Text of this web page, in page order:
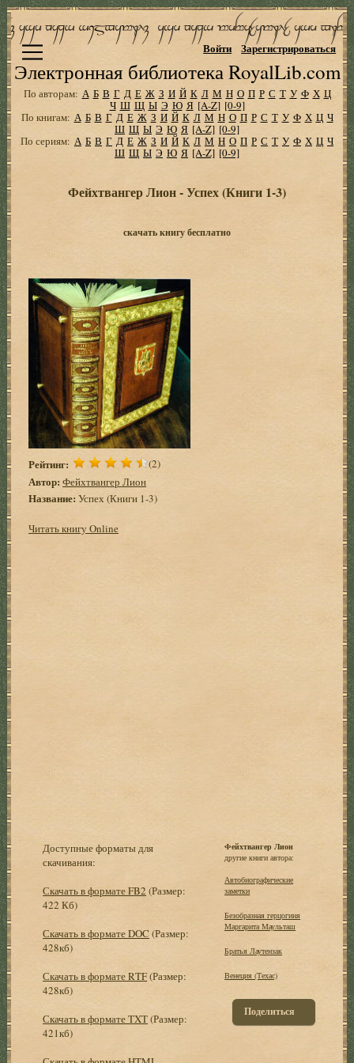
Электронная библиотека RoyalLib.com
Войти Зарегистрироваться
По авторам: А Б В Г Д Е Ж З И Й К Л М Н О П Р С Т У Ф Х Ц
Ч Ш Щ Ы Э Ю Я [A-Z] [0-9]
По книгам: А Б В Г Д Е Ж З И Й К Л М Н О П Р С Т У Ф Х Ц Ч
Ш Щ Ы Э Ю Я [A-Z] [0-9]
По сериям: А Б В Г Д Е Ж З И Й К Л М Н О П Р С Т У Ф Х Ц Ч
Ш Щ Ы Э Ю Я [A-Z] [0-9]
Фейхтвангер Лион - Успех (Книги 1-3)
скачать книгу бесплатно
Рейтинг: (2)
Автор: Фейхтвангер Лион
Название: Успех (Книги 1-3)
Читать книгу Online
Доступные форматы для
скачивания:
Скачать в формате FB2 (Размер:
422 Кб)
Скачать в формате DOC (Размер:
428кб)
Скачать в формате RTF(Размер:
428кб)
Скачать в формате TXT(Размер:
421кб)
Фейхтвангер Лион
другие книги автора:
Автобиографические
заметки
Безобразная герцогиня
Маргарита Маульташ
Братья Лаутензак
Венеция (Техас)
Поделиться